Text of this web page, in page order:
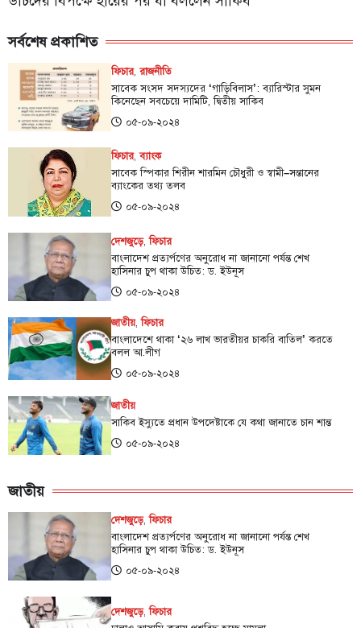
সর্বশেষ প্রকাশিত
ফিচার,রাজনীতি
সাবেক সংসদ সদস্যদের ‘গাড়িবিলাস’: ব্যারিস্টার সুমন
কিনেছেন সবচেয়ে দামিটি, দ্বিতীয় সাকিব
০৫-০৯-২০২৪
ফিচার,ব্যাংক
সাবেক স্পিকার শিরীন শারমিন চৌধুরী ও স্বামী–সন্তানের
ব্যাংকের তথ্য তলব
০৫-০৯-২০২৪
দেশজুড়ে,ফিচার
বাংলাদেশ প্রত্যর্পণের অনুরোধ না জানানো পর্যন্ত শেখ
হাসিনার চুপ থাকা উচিত: ড. ইউনূস
০৫-০৯-২০২৪
জাতীয়,ফিচার
বাংলাদেশে থাকা ‌‘২৬ লাখ ভারতীয়র চাকরি বাতিল’ করতে
বলল আ.লীগ
০৫-০৯-২০২৪
জাতীয়
সাকিব ইস্যুতে প্রধান উপদেষ্টাকে যে কথা জানাতে চান শান্ত
০৫-০৯-২০২৪
জাতীয়
দেশজুড়ে,ফিচার
বাংলাদেশ প্রত্যর্পণের অনুরোধ না জানানো পর্যন্ত শেখ
হাসিনার চুপ থাকা উচিত: ড. ইউনূস
০৫-০৯-২০২৪
দেশজুড়ে,ফিচার